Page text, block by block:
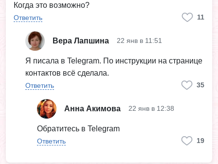
Когда это возможно?
Ответить 11
Вера Лапшина 22 янв в 11:51
Я писала в Telegram. По инструкции на странице
контактов всё сделала.
Ответить 35
Анна Акимова 22 янв в 12:38
Обратитесь в Telegram
Ответить 19